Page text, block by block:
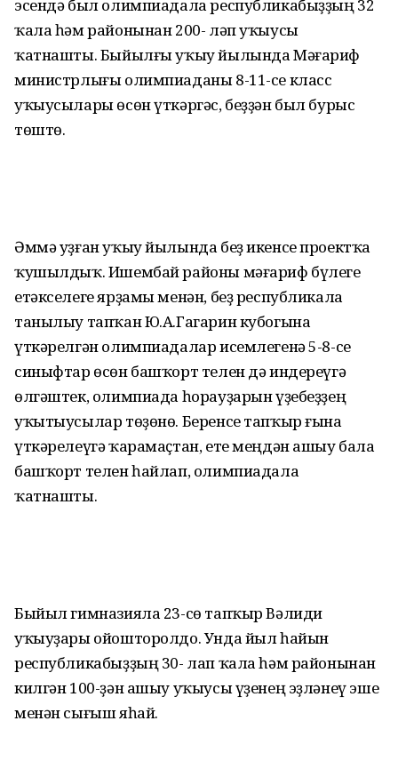
эсендә был олимпиадала республикабыҙҙың 32
ҡала һәм районынан 200- ләп уҡыусы
ҡатнашты. Быйылғы уҡыу йылында Мәғариф
министрлығы олимпиаданы 8-11-се класс
уҡыусылары өсөн үткәргәс, беҙҙән был бурыс
төштө.
Әммә уҙған уҡыу йылында беҙ икенсе проектҡа
ҡушылдыҡ. Ишембай районы мәғариф бүлеге
етәкселеге ярҙамы менән, беҙ республикала
танылыу тапҡан Ю.А.Гагарин кубогына
үткәрелгән олимпиадалар исемлегенә 5-8-се
синыфтар өсөн башҡорт телен дә индереүгә
өлгәштек, олимпиада һорауҙарын үҙебеҙҙең
уҡытыусылар төҙөнө. Беренсе тапҡыр ғына
үткәрелеүгә ҡарамаҫтан, ете меңдән ашыу бала
башҡорт телен һайлап, олимпиадала
ҡатнашты.
Быйыл гимназияла 23-сө тапҡыр Вәлиди
уҡыуҙары ойошторолдо. Унда йыл һайын
республикабыҙҙың 30- лап ҡала һәм районынан
килгән 100-ҙән ашыу уҡыусы үҙенең эҙләнеү эше
менән сығыш яһай.